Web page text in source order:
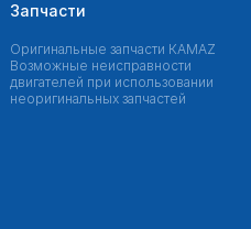
Запчасти
Оригинальные запчасти КAMAZ
Возможные неисправности
двигателей при использовании
неоригинальных запчастей